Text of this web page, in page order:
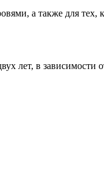
а также для тех,
лет, в зависимости